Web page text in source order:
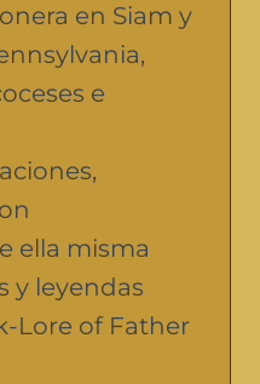
en Siam y
e
ella misma
y leyendas
Lore of Father